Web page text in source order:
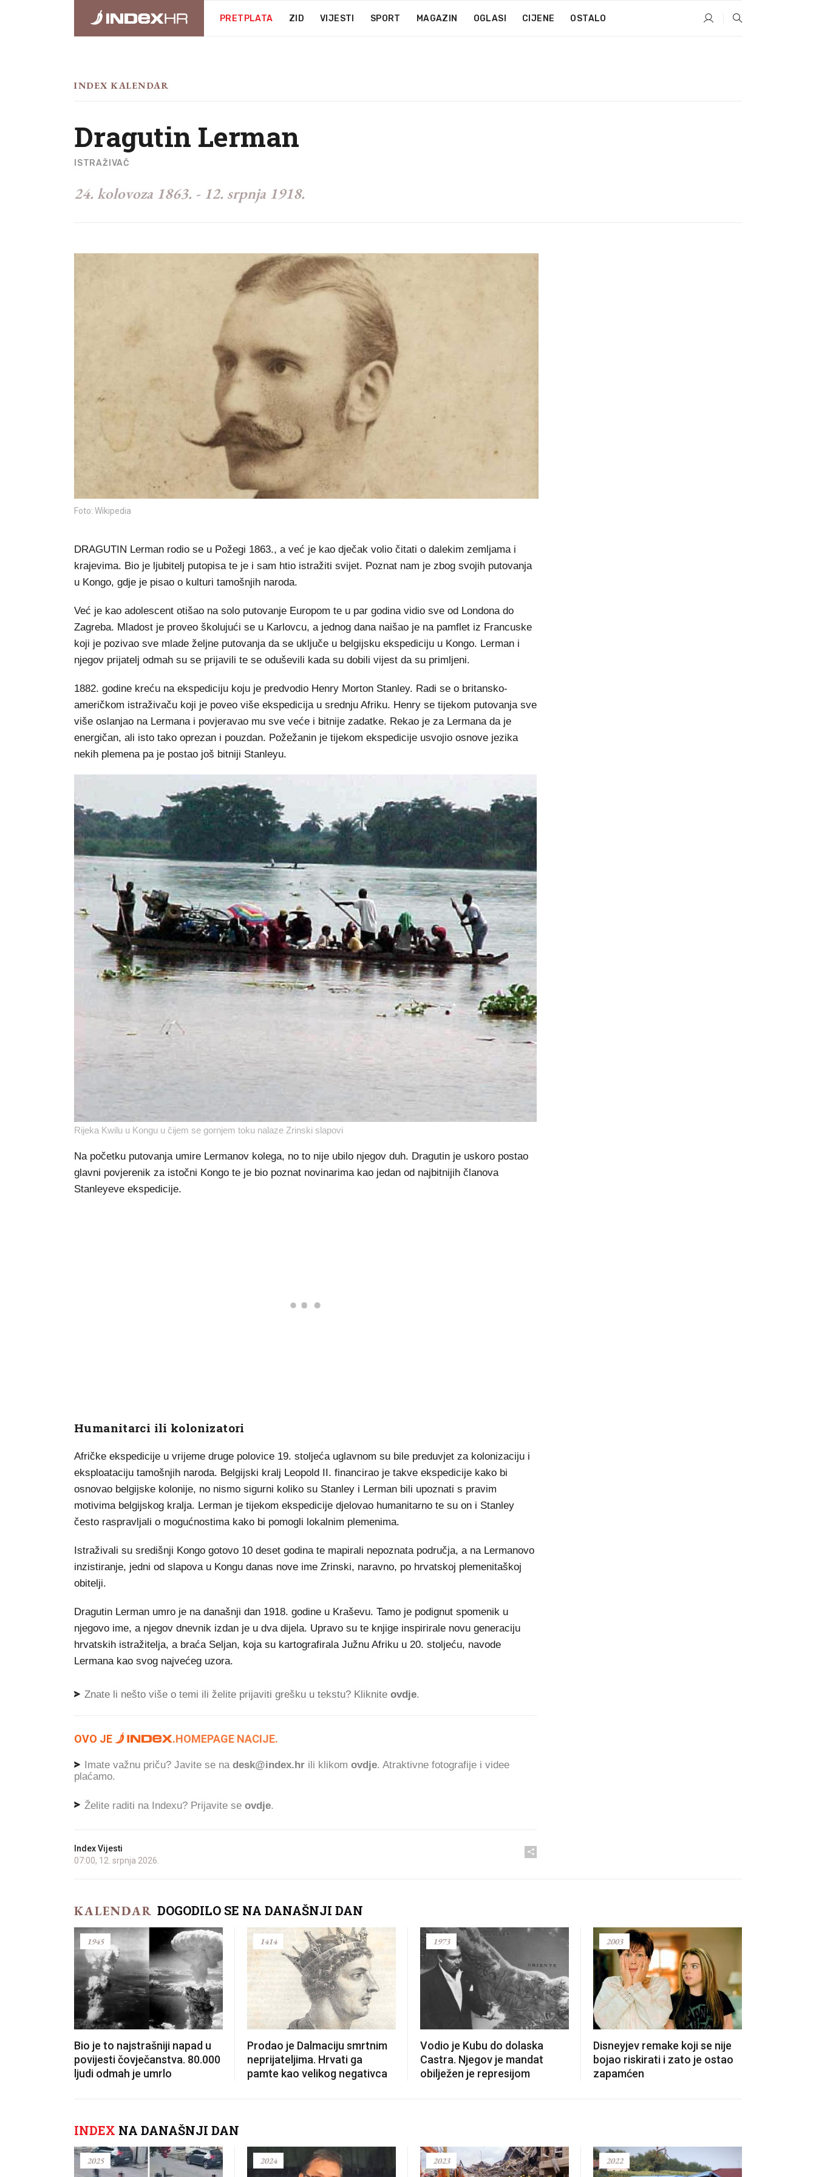
PRETPLATA ZID VIJESTI SPORT MAGAZIN OGLASI CIJENE OSTALO
INDEX KALENDAR
Dragutin Lerman
ISTRAŽIVAČ
24. kolovoza 1863. - 12. srpnja 1918.
Foto: Wikipedia
DRAGUTIN Lerman rodio se u Požegi 1863., a već je kao dječak volio čitati o dalekim zemljama i
krajevima. Bio je ljubitelj putopisa te je i sam htio istražiti svijet. Poznat nam je zbog svojih putovanja
u Kongo, gdje je pisao o kulturi tamošnjih naroda.
Već je kao adolescent otišao na solo putovanje Europom te u par godina vidio sve od Londona do
Zagreba. Mladost je proveo školujući se u Karlovcu, a jednog dana naišao je na pamflet iz Francuske
koji je pozivao sve mlade željne putovanja da se uključe u belgijsku ekspediciju u Kongo. Lerman i
njegov prijatelj odmah su se prijavili te se oduševili kada su dobili vijest da su primljeni.
1882. godine kreću na ekspediciju koju je predvodio Henry Morton Stanley. Radi se o britansko-
američkom istraživaču koji je poveo više ekspedicija u srednju Afriku. Henry se tijekom putovanja sve
više oslanjao na Lermana i povjeravao mu sve veće i bitnije zadatke. Rekao je za Lermana da je
energičan, ali isto tako oprezan i pouzdan. Požežanin je tijekom ekspedicije usvojio osnove jezika
nekih plemena pa je postao još bitniji Stanleyu.
Rijeka Kwilu u Kongu u čijem se gornjem toku nalaze Zrinski slapovi
Na početku putovanja umire Lermanov kolega, no to nije ubilo njegov duh. Dragutin je uskoro postao
glavni povjerenik za istočni Kongo te je bio poznat novinarima kao jedan od najbitnijih članova
Stanleyeve ekspedicije.
Humanitarci ili kolonizatori
Afričke ekspedicije u vrijeme druge polovice 19. stoljeća uglavnom su bile preduvjet za kolonizaciju i
eksploataciju tamošnjih naroda. Belgijski kralj Leopold II. financirao je takve ekspedicije kako bi
osnovao belgijske kolonije, no nismo sigurni koliko su Stanley i Lerman bili upoznati s pravim
motivima belgijskog kralja. Lerman je tijekom ekspedicije djelovao humanitarno te su on i Stanley
često raspravljali o mogućnostima kako bi pomogli lokalnim plemenima.
Istraživali su središnji Kongo gotovo 10 deset godina te mapirali nepoznata područja, a na Lermanovo
inzistiranje, jedni od slapova u Kongu danas nove ime Zrinski, naravno, po hrvatskoj plemenitaškoj
obitelji.
Dragutin Lerman umro je na današnji dan 1918. godine u Kraševu. Tamo je podignut spomenik u
njegovo ime, a njegov dnevnik izdan je u dva dijela. Upravo su te knjige inspirirale novu generaciju
hrvatskih istražitelja, a braća Seljan, koja su kartografirala Južnu Afriku u 20. stoljeću, navode
Lermana kao svog najvećeg uzora.
Znate li nešto više o temi ili želite prijaviti grešku u tekstu? Kliknite ovdje.
OVO JE .HOMEPAGE NACIJE.
Imate važnu priču? Javite se na desk@index.hr ili klikom ovdje. Atraktivne fotografije i videe
plaćamo.
Želite raditi na Indexu? Prijavite se ovdje.
Index Vijesti
07:00, 12. srpnja 2026.
KALENDAR DOGODILO SE NA DANAŠNJI DAN
Bio je to najstrašniji napad u
povijesti čovječanstva. 80.000
ljudi odmah je umrlo
1945
Prodao je Dalmaciju smrtnim
neprijateljima. Hrvati ga
pamte kao velikog negativca
1414
Vodio je Kubu do dolaska
Castra. Njegov je mandat
obilježen je represijom
1973
Disneyjev remake koji se nije
bojao riskirati i zato je ostao
zapamćen
2003
INDEX NA DANAŠNJI DAN
2025 2024 2023 2022